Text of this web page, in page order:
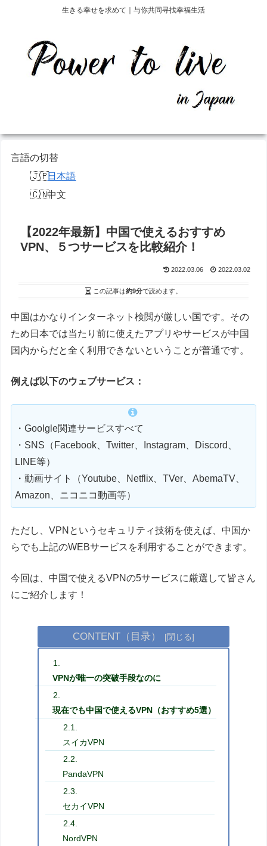
生きる幸せを求めて｜与你共同寻找幸福生活
言語の切替
日本語
中文
【2022年最新】中国で使えるおすすめ
VPN、５つサービスを比較紹介！
2022.03.06 2022.03.02
この記事は約9分で読めます。
中国はかなりインターネット検閲が厳しい国です。その
ため日本では当たり前に使えたアプリやサービスが中国
国内からだと全く利用できないということが普通です。
例えば以下のウェブサービス：
・Goolgle関連サービスすべて
・SNS（Facebook、Twitter、Instagram、Discord、
LINE等）
・動画サイト（Youtube、Netflix、TVer、AbemaTV、
Amazon、ニコニコ動画等）
ただし、VPNというセキュリティ技術を使えば、中国か
らでも上記のWEBサービスを利用することができます。
今回は、中国で使えるVPNの5サービスに厳選して皆さん
にご紹介します！
CONTENT（目录）
VPNが唯一の突破手段なのに
現在でも中国で使えるVPN（おすすめ5選）
スイカVPN
PandaVPN
セカイVPN
NordVPN